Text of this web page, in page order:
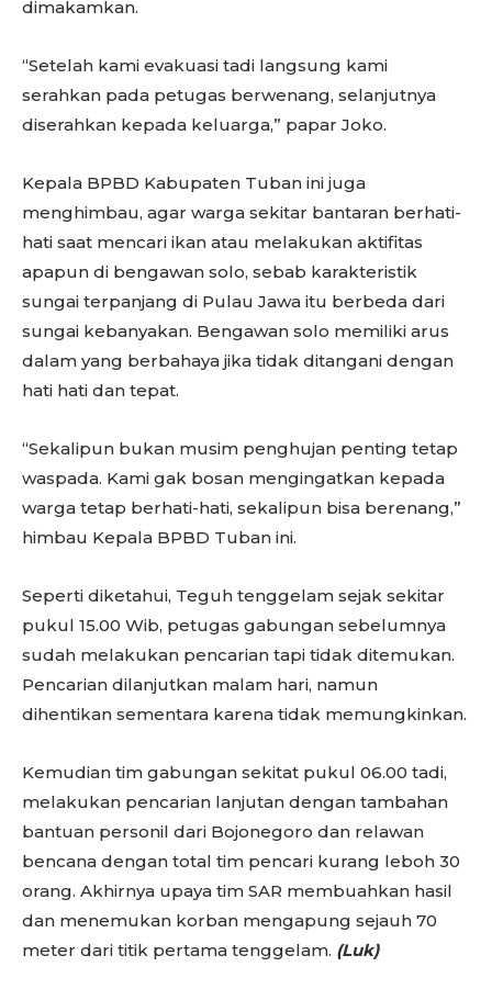
dimakamkan.
“Setelah kami evakuasi tadi langsung kami
serahkan pada petugas berwenang, selanjutnya
diserahkan kepada keluarga,” papar Joko.
Kepala BPBD Kabupaten Tuban ini juga
menghimbau, agar warga sekitar bantaran berhati-
hati saat mencari ikan atau melakukan aktifitas
apapun di bengawan solo, sebab karakteristik
sungai terpanjang di Pulau Jawa itu berbeda dari
sungai kebanyakan. Bengawan solo memiliki arus
dalam yang berbahaya jika tidak ditangani dengan
hati hati dan tepat.
“Sekalipun bukan musim penghujan penting tetap
waspada. Kami gak bosan mengingatkan kepada
warga tetap berhati-hati, sekalipun bisa berenang,”
himbau Kepala BPBD Tuban ini.
Seperti diketahui, Teguh tenggelam sejak sekitar
pukul 15.00 Wib, petugas gabungan sebelumnya
sudah melakukan pencarian tapi tidak ditemukan.
Pencarian dilanjutkan malam hari, namun
dihentikan sementara karena tidak memungkinkan.
Kemudian tim gabungan sekitat pukul 06.00 tadi,
melakukan pencarian lanjutan dengan tambahan
bantuan personil dari Bojonegoro dan relawan
bencana dengan total tim pencari kurang leboh 30
orang. Akhirnya upaya tim SAR membuahkan hasil
dan menemukan korban mengapung sejauh 70
meter dari titik pertama tenggelam. (Luk)